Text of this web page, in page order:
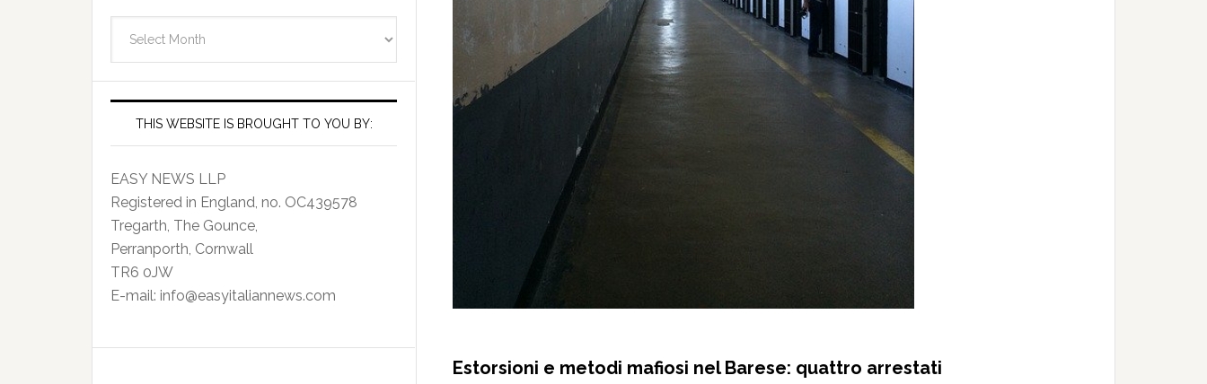
Estorsioni e metodi mafiosi nel Barese: quattro arrestati
Archives
THIS WEBSITE IS BROUGHT TO YOU BY:
EASY NEWS LLP
Registered in England, no. OC439578
Tregarth, The Gounce,
Perranporth, Cornwall
TR6 0JW
E-mail: info@easyitaliannews.com